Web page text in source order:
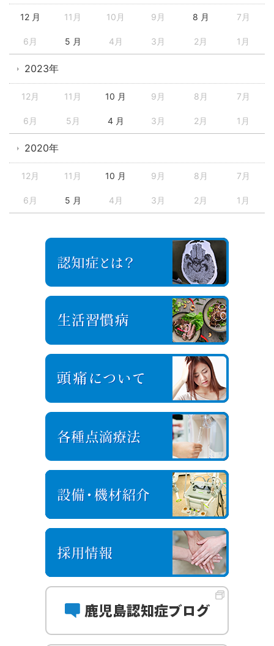
12 月 11月 10月 9月 8 月 7月
6月 5 月 4月 3月 2月 1月
2023年
12月 11月 10 月 9月 8月 7月
6月 5月 4 月 3月 2月 1月
2020年
12月 11月 10 月 9月 8月 7月
6月 5 月 4月 3月 2月 1月